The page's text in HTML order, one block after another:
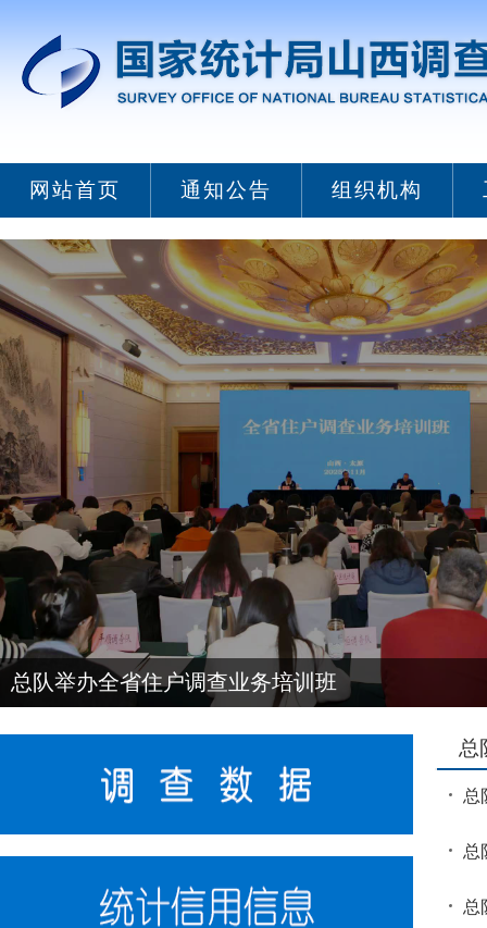
网站首页 通知公告 组织机构
总队举办全省住户调查业务培训班
总
总
总
总